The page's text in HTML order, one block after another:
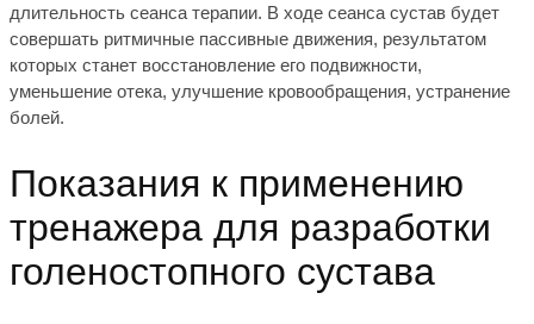
длительность сеанса терапии. В ходе сеанса сустав будет
совершать ритмичные пассивные движения, результатом
которых станет восстановление его подвижности,
уменьшение отека, улучшение кровообращения, устранение
болей.
Показания к применению
тренажера для разработки
голеностопного сустава